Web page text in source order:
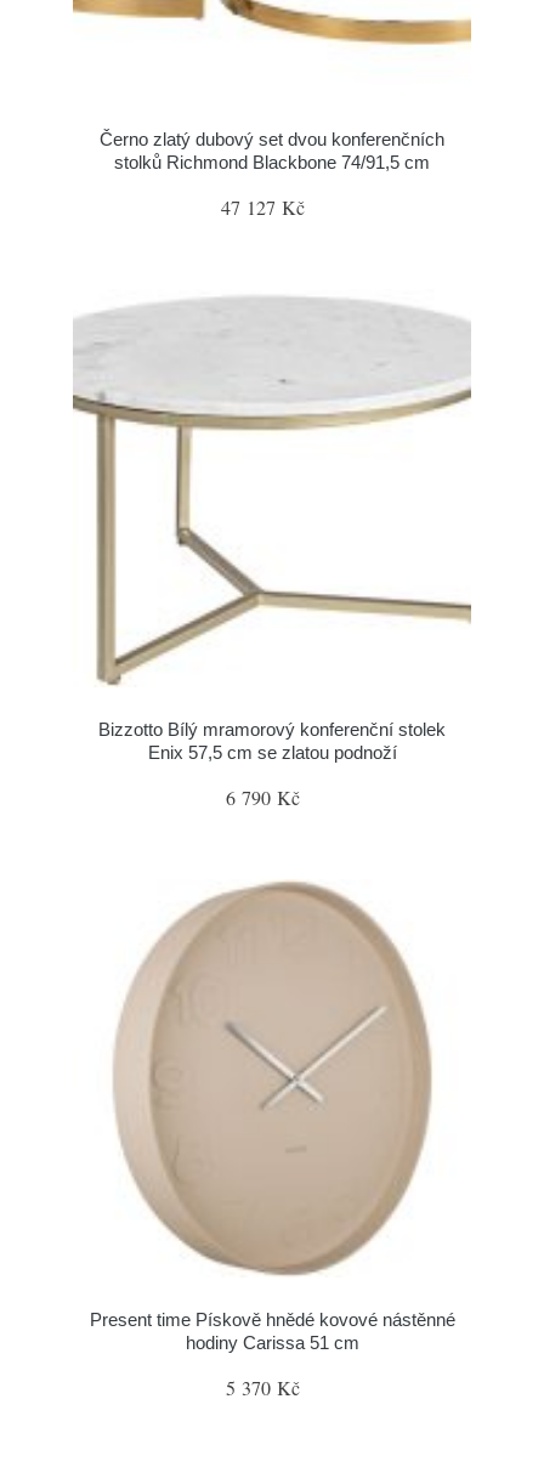
Černo zlatý dubový set dvou konferenčních
stolků Richmond Blackbone 74/91,5 cm
47 127 Kč
Bizzotto Bílý mramorový konferenční stolek
Enix 57,5 cm se zlatou podnoží
6 790 Kč
Present time Pískově hnědé kovové nástěnné
hodiny Carissa 51 cm
5 370 Kč